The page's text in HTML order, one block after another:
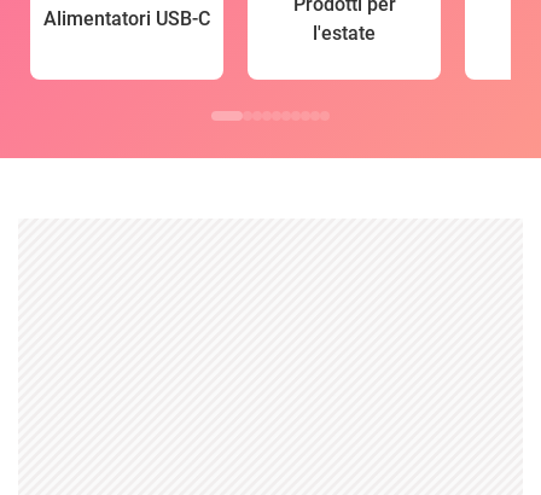
Alimentatori USB-C
l'estate